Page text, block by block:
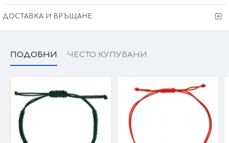
ДОСТАВКА И ВРЪЩАНЕ
ПОДОБНИ ЧЕСТО КУПУВАНИ